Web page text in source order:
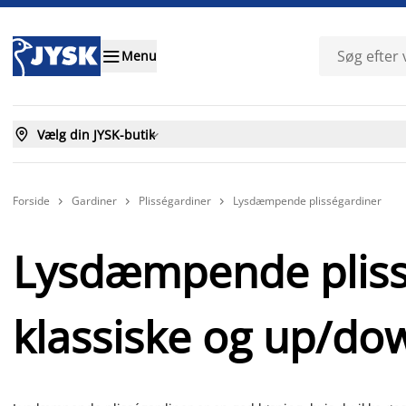
Menu
 Vælg din JYSK-butik
Forside  Gardiner  Plisségardiner  Lysdæmpende plisségardiner
Lysdæmpende
klassiske og up/